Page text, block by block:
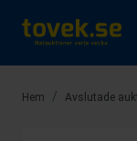
Hem / Avslutade